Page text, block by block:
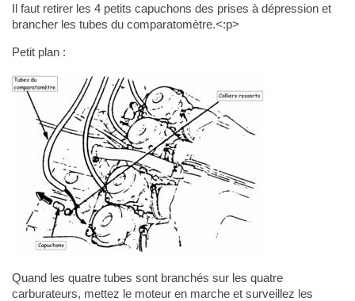
Il faut retirer les 4 petits capuchons des prises à dépression et
brancher les tubes du comparatomètre.<:p>
Petit plan :
Quand les quatre tubes sont branchés sur les quatre
carburateurs, mettez le moteur en marche et surveillez les